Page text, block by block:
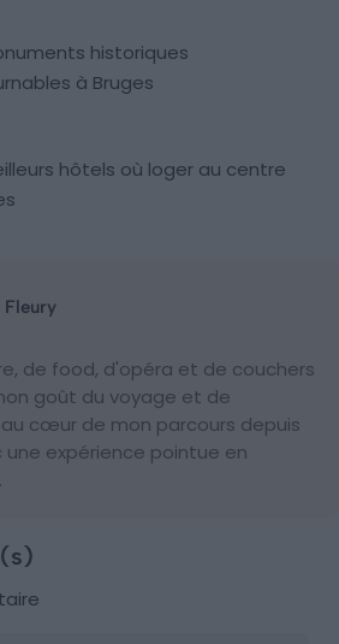
historiques
à Bruges
hôtels où loger au centre
Fleury
de food, d'opéra et de couchers
goût du voyage et de
au cœur de mon parcours depuis
une expérience pointue en